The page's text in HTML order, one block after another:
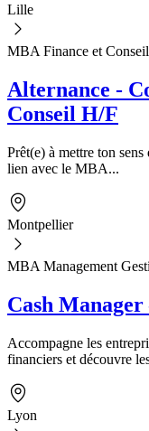
Lille
MBA Finance et Conseil
Alternance -
Conseil H/F
Prêt(e) à mettre ton
lien avec le MBA...
Montpellier
MBA Management
Cash
Accompagne les
financiers et découvre
Lyon